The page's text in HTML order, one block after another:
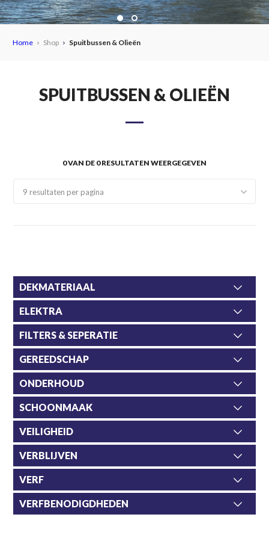
6000
ALTIJD OP VOORRAAD!
Home Shop Spuitbussen & Olieën
SPUITBUSSEN & OLIEËN
0 VAN DE 0 RESULTATEN WEERGEGEVEN
DEKMATERIAAL
ELEKTRA
FILTERS & SEPERATIE
GEREEDSCHAP
ONDERHOUD
SCHOONMAAK
VEILIGHEID
VERBLIJVEN
VERF
VERFBENODIGDHEDEN